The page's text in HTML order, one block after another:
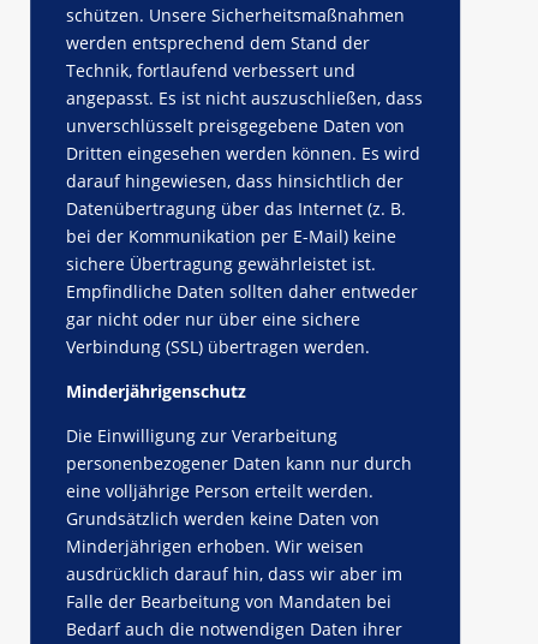
schützen. Unsere Sicherheitsmaßnahmen
werden entsprechend dem Stand der
Technik, fortlaufend verbessert und
angepasst. Es ist nicht auszuschließen, dass
unverschlüsselt preisgegebene Daten von
Dritten eingesehen werden können. Es wird
darauf hingewiesen, dass hinsichtlich der
Datenübertragung über das Internet (z. B.
bei der Kommunikation per E-Mail) keine
sichere Übertragung gewährleistet ist.
Empfindliche Daten sollten daher entweder
gar nicht oder nur über eine sichere
Verbindung (SSL) übertragen werden.
Minderjährigenschutz
Die Einwilligung zur Verarbeitung
personenbezogener Daten kann nur durch
eine volljährige Person erteilt werden.
Grundsätzlich werden keine Daten von
Minderjährigen erhoben. Wir weisen
ausdrücklich darauf hin, dass wir aber im
Falle der Bearbeitung von Mandaten bei
Bedarf auch die notwendigen Daten ihrer